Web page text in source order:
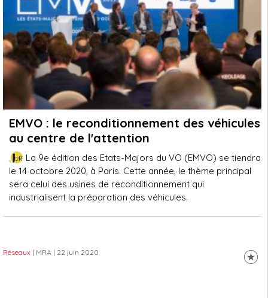
EMVO : le reconditionnement des véhicules
au centre de l'attention
La 9e édition des Etats-Majors du VO (EMVO) se tiendra
le 14 octobre 2020, à Paris. Cette année, le thème principal
sera celui des usines de reconditionnement qui
industrialisent la préparation des véhicules.
Réseaux | MRA | 22 juin 2020